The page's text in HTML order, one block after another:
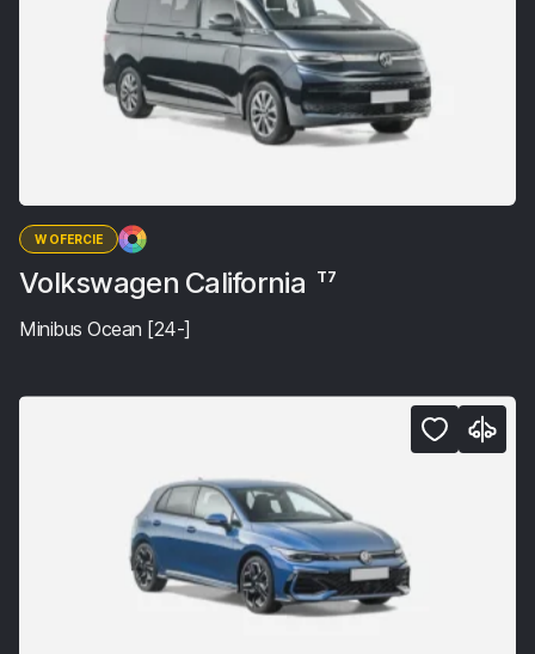
W OFERCIE
Volkswagen California T7
Minibus Ocean [24-]